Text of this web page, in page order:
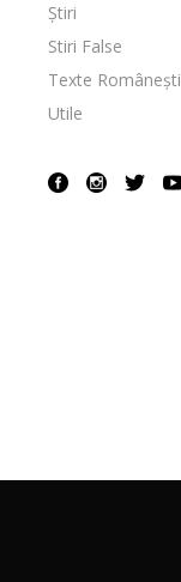
Știri
Stiri False
Texte Românești
Utile